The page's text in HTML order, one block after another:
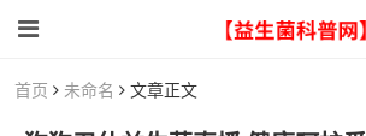
首页 未命名 文章正文